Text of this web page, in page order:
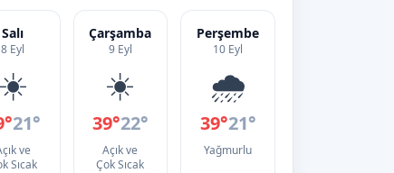
Salı
8 Eyl
☀️
21°
ve
Sıcak
Çarşamba
9 Eyl
☀️
39°22°
Açık ve
Çok Sıcak
Perşembe
10 Eyl
🌧️
39°21°
Yağmurlu